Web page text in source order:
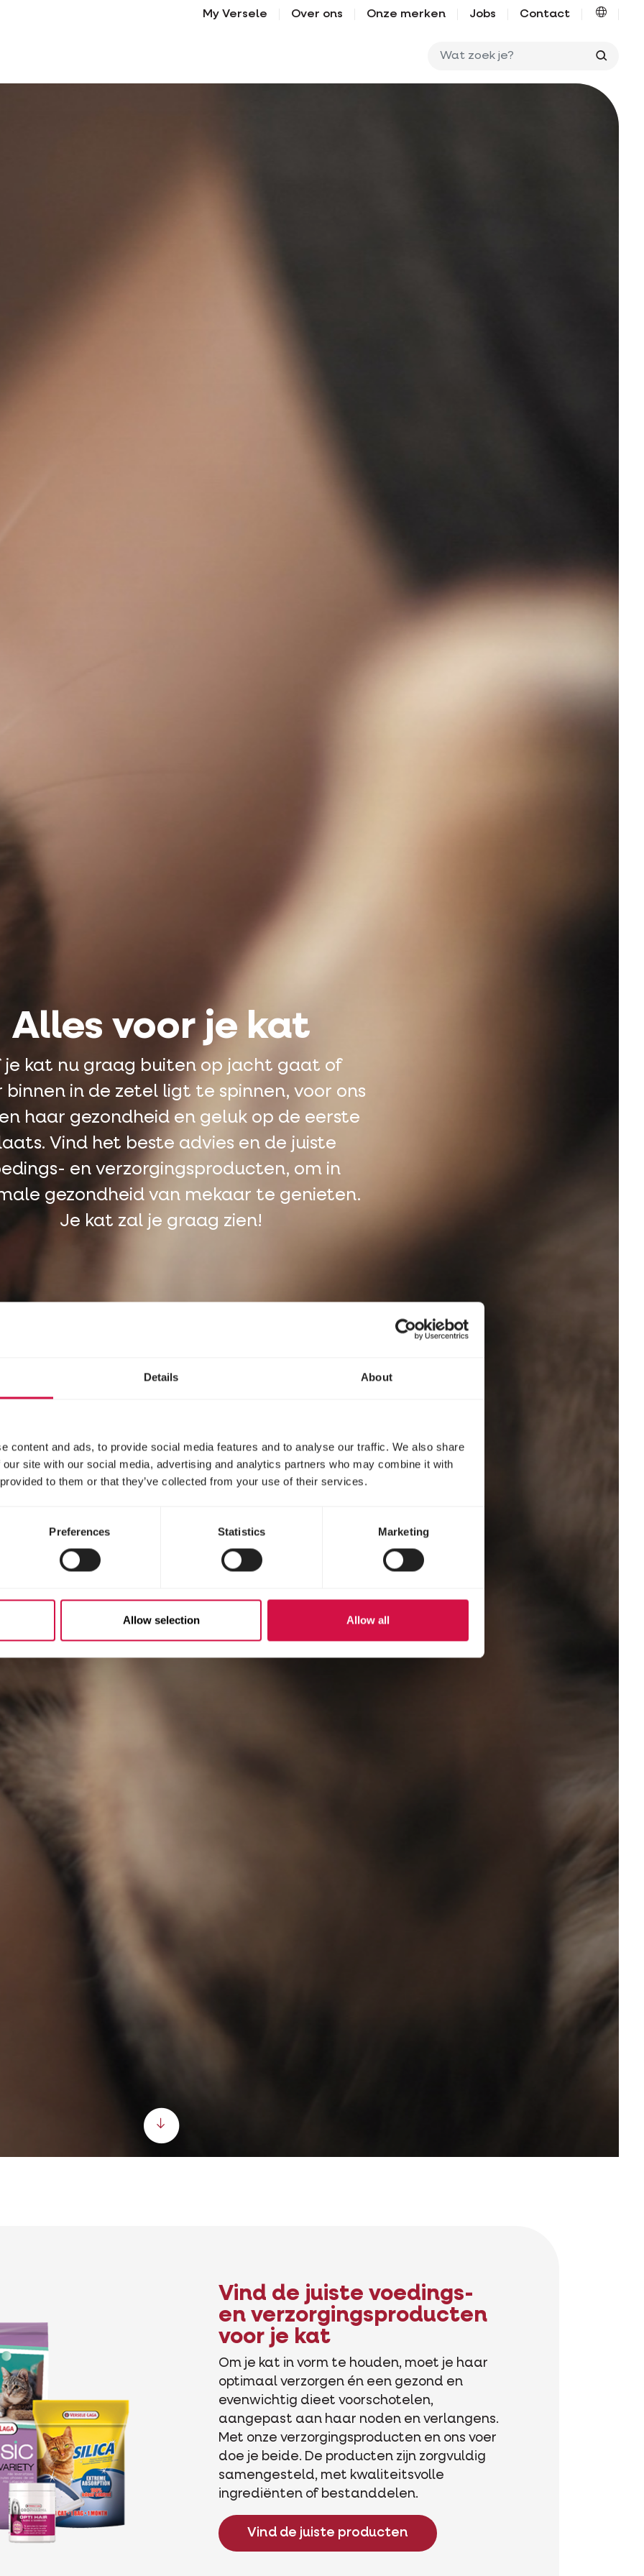
Details About
content and ads, to provide social media features and to analyse our traffic. We also share
site with our social media, advertising and analytics partners who may combine it with
to them or that they’ve collected from your use of their services.
Preferences Statistics Marketing
Allow selection Allow all
My Versele Over ons Onze merken Jobs Contact
Alles voor je kat
je kat nu graag buiten op jacht gaat of
binnen in de zetel ligt te spinnen, voor ons
haar gezondheid en geluk op de eerste
Vind het beste advies en de juiste
en verzorgingsproducten, om in
gezondheid van mekaar te genieten.
Je kat zal je graag zien!
Vind de juiste voedings-
en verzorgingsproducten
voor je kat
Om je kat in vorm te houden, moet je haar
optimaal verzorgen én een gezond en
evenwichtig dieet voorschotelen,
aangepast aan haar noden en verlangens.
Met onze verzorgingsproducten en ons voer
doe je beide. De producten zijn zorgvuldig
samengesteld, met kwaliteitsvolle
ingrediënten of bestanddelen.
Vind de juiste producten